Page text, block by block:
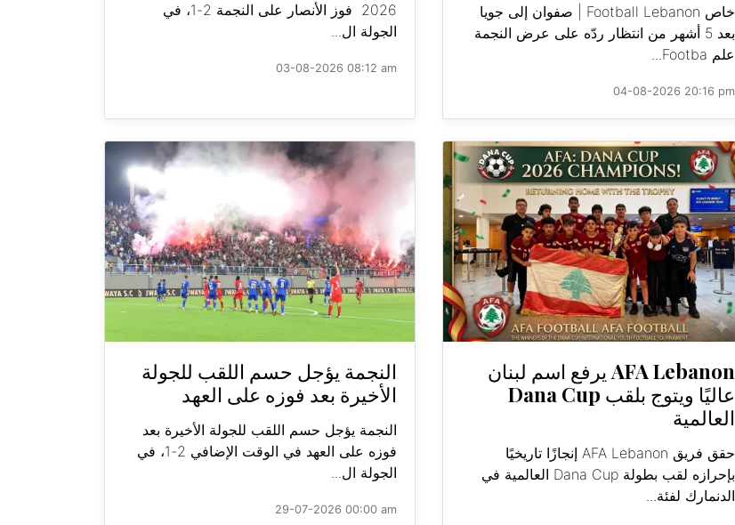
خاص Football Lebanon | صفوان إلى جويا
بعد 5 أشهر من انتظار ردّه على عرض النجمة
علم Footba...
04-08-2026 20:16 pm
2026 فوز الأنصار على النجمة 2-1، في
الجولة ال...
03-08-2026 08:12 am
AFA Lebanon يرفع اسم لبنان
عاليًا ويتوج بلقب Dana Cup
العالمية
حقق فريق AFA Lebanon إنجازًا تاريخيًا
بإحرازه لقب بطولة Dana Cup العالمية في
الدنمارك لفئة...
النجمة يؤجل حسم اللقب للجولة
الأخيرة بعد فوزه على العهد
النجمة يؤجل حسم اللقب للجولة الأخيرة بعد
فوزه على العهد في الوقت الإضافي 2-1، في
الجولة ال...
29-07-2026 00:00 am